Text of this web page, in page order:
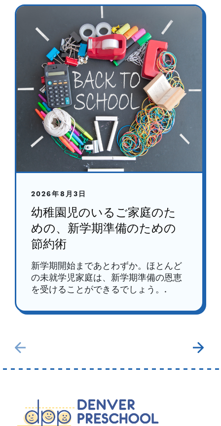
2026年8月3日
幼稚園児のいるご家庭のた
めの、新学期準備のための
節約術
新学期開始まであとわずか。ほとんど
の未就学児家庭は、新学期準備の恩恵
を受けることができるでしょう。.